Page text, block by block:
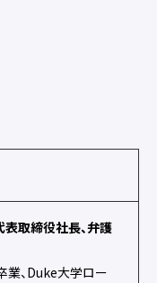
取締役社長、弁護
業、Duke大学ロー